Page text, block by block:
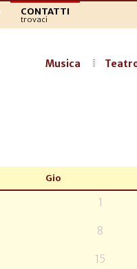
CONTATTI
trovaci
Musica
Gio
1
8
15